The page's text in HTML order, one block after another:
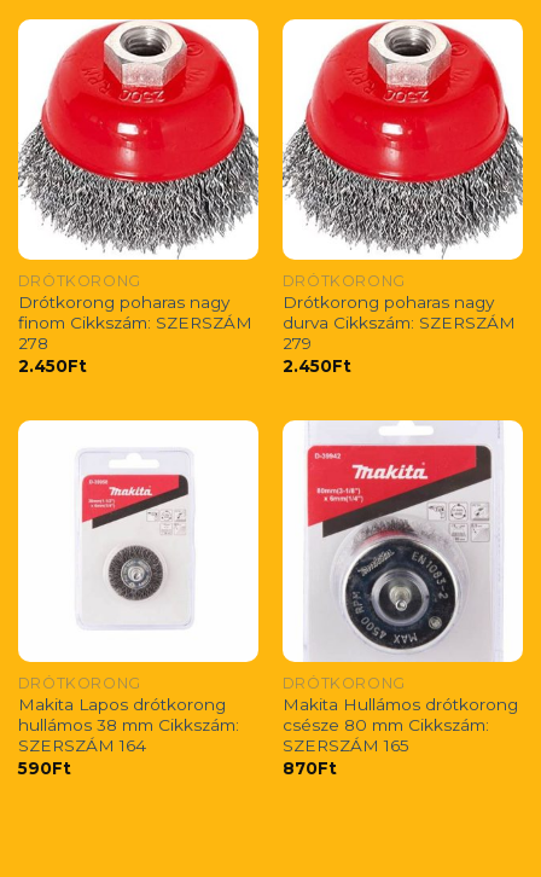
DRÓTKORONG
Drótkorong poharas nagy
finom Cikkszám: SZERSZÁM
278
2.450Ft
DRÓTKORONG
Drótkorong poharas nagy
durva Cikkszám: SZERSZÁM
279
2.450Ft
DRÓTKORONG
Makita Lapos drótkorong
hullámos 38 mm Cikkszám:
SZERSZÁM 164
590Ft
DRÓTKORONG
Makita Hullámos drótkorong
csésze 80 mm Cikkszám:
SZERSZÁM 165
870Ft